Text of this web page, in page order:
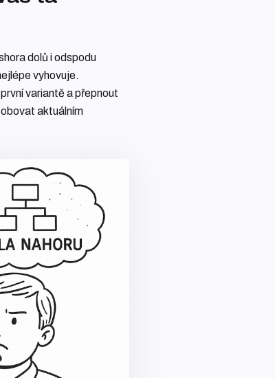
dolů i odspodu
vyhovuje.
variantě a přepnout
aktuálním